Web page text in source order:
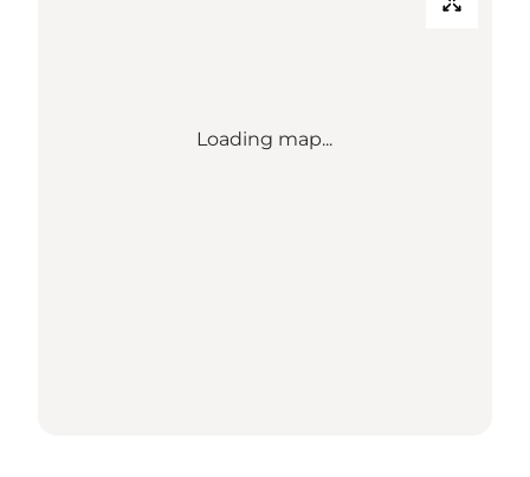
Loading map...